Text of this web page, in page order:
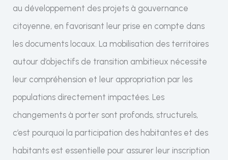
au développement des projets à gouvernance
citoyenne, en favorisant leur prise en compte dans
les documents locaux. La mobilisation des territoires
autour d’objectifs de transition ambitieux nécessite
leur compréhension et leur appropriation par les
populations directement impactées. Les
changements à porter sont profonds, structurels,
c’est pourquoi la participation des habitantes et des
habitants est essentielle pour assurer leur inscription